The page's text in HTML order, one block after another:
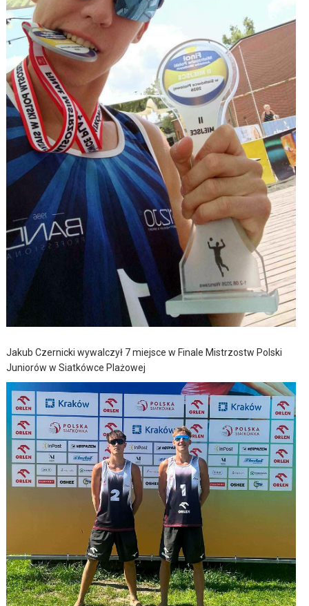
Jakub Czernicki wywalczył 7 miejsce w Finale Mistrzostw Polski
Juniorów w Siatkówce Plażowej